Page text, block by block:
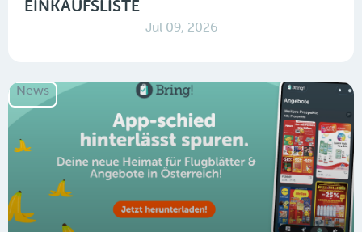
EINKAUFSLISTE
Jul 09, 2026
News